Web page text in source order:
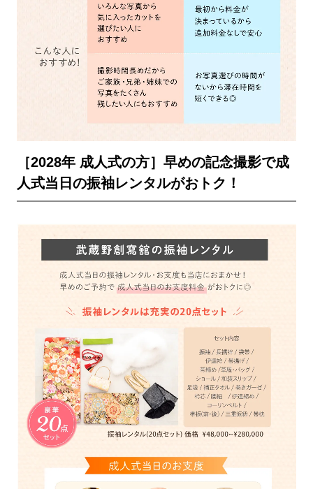
［2028年 成人式の方］早めの記念撮影で成
人式当日の振袖レンタルがおトク！